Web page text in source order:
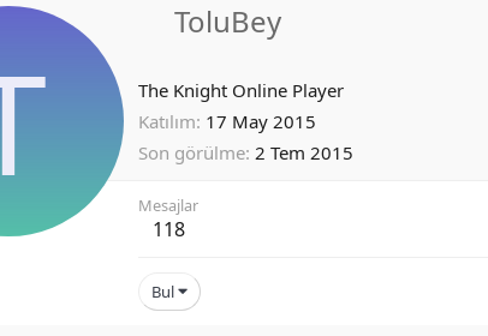
ToluBey
The Knight Online Player
Katılım 17 May 2015
Son görülme 2 Tem 2015
Mesajlar
118
Bul